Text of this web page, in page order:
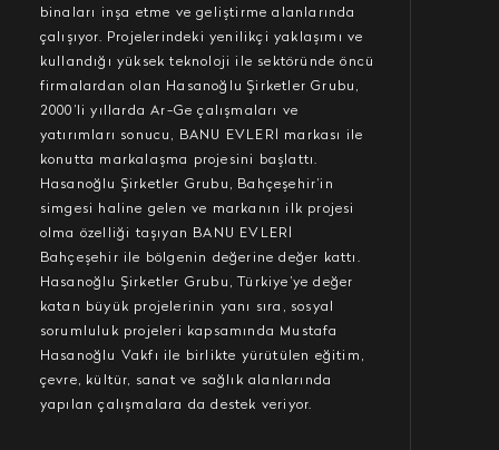
binaları inşa etme ve geliştirme alanlarında
çalışıyor. Projelerindeki yenilikçi yaklaşımı ve
kullandığı yüksek teknoloji ile sektöründe öncü
firmalardan olan Hasanoğlu Şirketler Grubu,
2000’li yıllarda Ar-Ge çalışmaları ve
yatırımları sonucu, BANU EVLERİ markası ile
konutta markalaşma projesini başlattı.
Hasanoğlu Şirketler Grubu, Bahçeşehir’in
simgesi haline gelen ve markanın ilk projesi
olma özelliği taşıyan BANU EVLERİ
Bahçeşehir ile bölgenin değerine değer kattı.
Hasanoğlu Şirketler Grubu, Türkiye’ye değer
katan büyük projelerinin yanı sıra, sosyal
sorumluluk projeleri kapsamında Mustafa
Hasanoğlu Vakfı ile birlikte yürütülen eğitim,
çevre, kültür, sanat ve sağlık alanlarında
yapılan çalışmalara da destek veriyor.